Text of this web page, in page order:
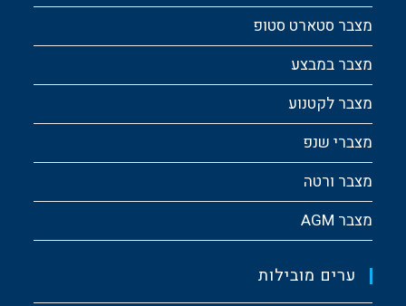
מצבר סטארט סטופ
מצבר במבצע
מצבר לקטנוע
מצברי שנפ
מצבר ורטה
מצבר AGM
ערים מובילות